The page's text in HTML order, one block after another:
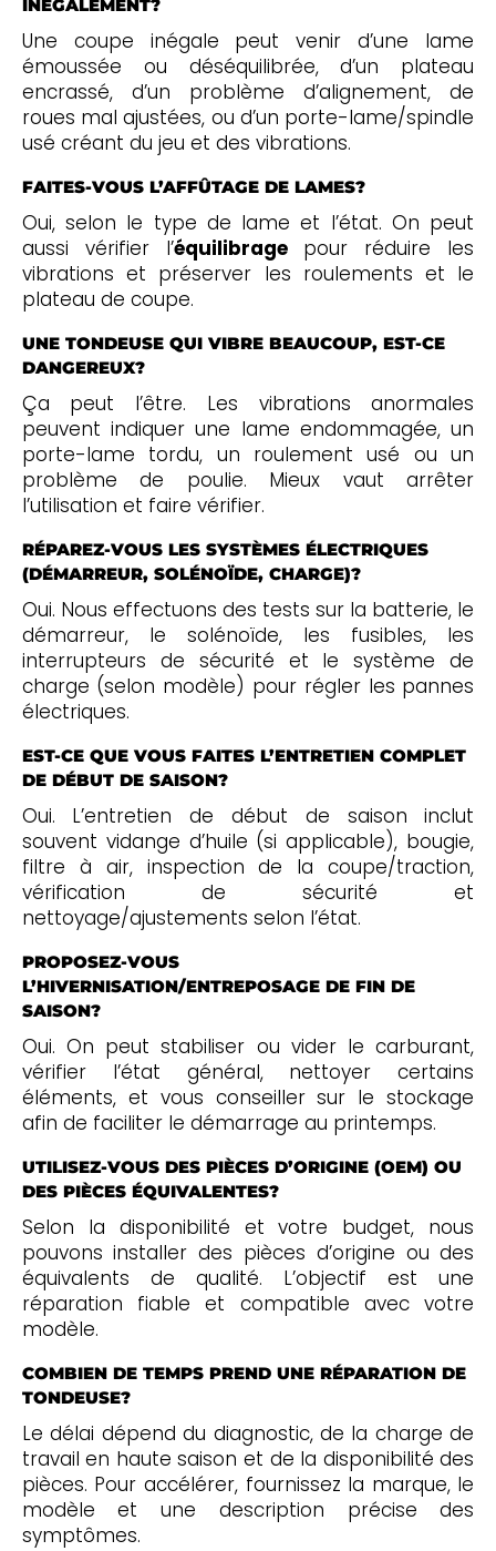
INÉGALEMENT?
Une coupe inégale peut venir d’une lame
émoussée ou déséquilibrée, d’un plateau
encrassé, d’un problème d’alignement, de
roues mal ajustées, ou d’un porte-lame/spindle
usé créant du jeu et des vibrations.
FAITES-VOUS L’AFFÛTAGE DE LAMES?
Oui, selon le type de lame et l’état. On peut
aussi vérifier l’équilibragepour réduire les
vibrations et préserver les roulements et le
plateau de coupe.
UNE TONDEUSE QUI VIBRE BEAUCOUP, EST-CE
DANGEREUX?
Ça peut l’être. Les vibrations anormales
peuvent indiquer une lame endommagée, un
porte-lame tordu, un roulement usé ou un
problème de poulie. Mieux vaut arrêter
l’utilisation et faire vérifier.
RÉPAREZ-VOUS LES SYSTÈMES ÉLECTRIQUES
(DÉMARREUR, SOLÉNOÏDE, CHARGE)?
Oui. Nous effectuons des tests sur la batterie, le
démarreur, le solénoïde, les fusibles, les
interrupteurs de sécurité et le système de
charge (selon modèle) pour régler les pannes
électriques.
EST-CE QUE VOUS FAITES L’ENTRETIEN COMPLET
DE DÉBUT DE SAISON?
Oui. L’entretien de début de saison inclut
souvent vidange d’huile (si applicable), bougie,
filtre à air, inspection de la coupe/traction,
vérification de sécurité et
nettoyage/ajustements selon l’état.
PROPOSEZ-VOUS
L’HIVERNISATION/ENTREPOSAGE DE FIN DE
SAISON?
Oui. On peut stabiliser ou vider le carburant,
vérifier l’état général, nettoyer certains
éléments, et vous conseiller sur le stockage
afin de faciliter le démarrage au printemps.
UTILISEZ-VOUS DES PIÈCES D’ORIGINE (OEM) OU
DES PIÈCES ÉQUIVALENTES?
Selon la disponibilité et votre budget, nous
pouvons installer des pièces d’origine ou des
équivalents de qualité. L’objectif est une
réparation fiable et compatible avec votre
modèle.
COMBIEN DE TEMPS PREND UNE RÉPARATION DE
TONDEUSE?
Le délai dépend du diagnostic, de la charge de
travail en haute saison et de la disponibilité des
pièces. Pour accélérer, fournissez la marque, le
modèle et une description précise des
symptômes.